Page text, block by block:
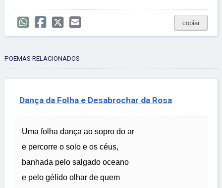
copiar
POEMAS RELACIONADOS
Dança da Folha e Desabrochar da Rosa
Uma folha dança ao sopro do ar
e percorre o solo e os céus,
banhada pelo salgado oceano
e pelo gélido olhar de quem